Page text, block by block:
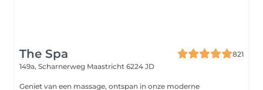
The Spa
821
149a, Scharnerweg Maastricht 6224 JD
Geniet van een massage, ontspan in onze moderne